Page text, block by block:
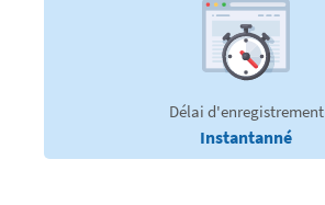
Délai d'enregistrement
Instantanné